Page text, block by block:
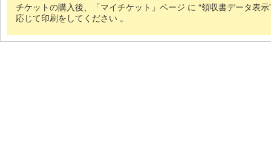
チケットの購入後、「マイチケット」ページ に “領収書データ表
応じて印刷をしてください 。